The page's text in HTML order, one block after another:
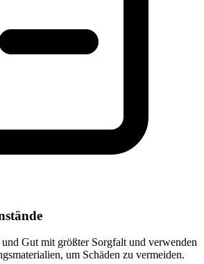
Gut mit größter Sorgfalt und verwenden
um Schäden zu vermeiden.